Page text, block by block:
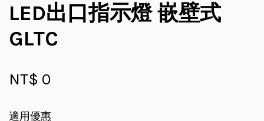
LED出口指示燈 嵌壁式
GLTC
NT$ 0
適用優惠